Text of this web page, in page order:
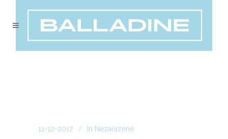
11-12-2017 In Nezařazené